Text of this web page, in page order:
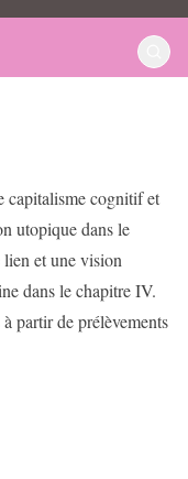
capitalisme cognitif et
utopique dans le
et une vision
dans le chapitre IV.
partir de prélèvements